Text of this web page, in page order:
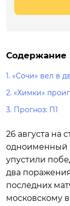
Содержание
1. «Сочи» вел в
2. «Химки»
3. Прогноз: П1
26 августа на
одноименный
упустили
два
последних
московскому